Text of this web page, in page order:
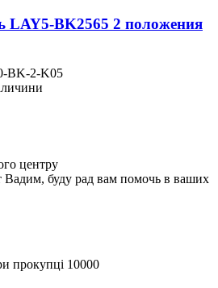
LAY5-BK2565 2 положения
BK-2-K05
Вадим, буду рад вам помочь в ваших
прокупці 10000